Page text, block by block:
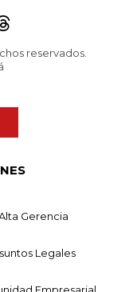
reservados.
Gerencia
Legales